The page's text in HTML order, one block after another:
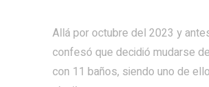
Allá por octubre del 2023 y
confesó que decidió mudarse
con 11 baños, siendo uno de